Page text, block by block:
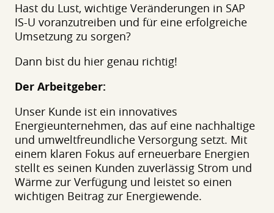
Hast du Lust, wichtige Veränderungen in SAP
IS-U voranzutreiben und für eine erfolgreiche
Umsetzung zu sorgen?
Dann bist du hier genau richtig!
Der Arbeitgeber:
Unser Kunde ist ein innovatives
Energieunternehmen, das auf eine nachhaltige
und umweltfreundliche Versorgung setzt. Mit
einem klaren Fokus auf erneuerbare Energien
stellt es seinen Kunden zuverlässig Strom und
Wärme zur Verfügung und leistet so einen
wichtigen Beitrag zur Energiewende.